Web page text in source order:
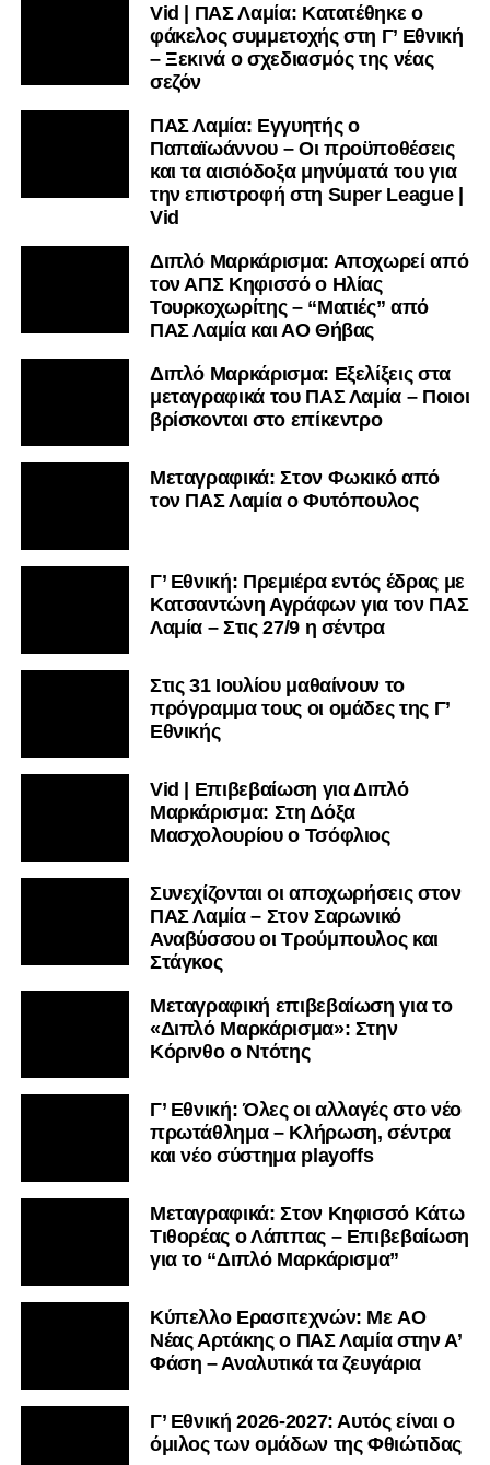
Vid | ΠΑΣ Λαμία: Κατατέθηκε ο
φάκελος συμμετοχής στη Γ’ Εθνική
– Ξεκινά ο σχεδιασμός της νέας
σεζόν
ΠΑΣ Λαμία: Εγγυητής ο
Παπαϊωάννου – Οι προϋποθέσεις
και τα αισιόδοξα μηνύματά του για
την επιστροφή στη Super League |
Vid
Διπλό Μαρκάρισμα: Αποχωρεί από
τον ΑΠΣ Κηφισσό ο Ηλίας
Τουρκοχωρίτης – “Ματιές” από
ΠΑΣ Λαμία και ΑΟ Θήβας
Διπλό Μαρκάρισμα: Εξελίξεις στα
μεταγραφικά του ΠΑΣ Λαμία – Ποιοι
βρίσκονται στο επίκεντρο
Μεταγραφικά: Στον Φωκικό από
τον ΠΑΣ Λαμία ο Φυτόπουλος
Γ’ Εθνική: Πρεμιέρα εντός έδρας με
Κατσαντώνη Αγράφων για τον ΠΑΣ
Λαμία – Στις 27/9 η σέντρα
Στις 31 Ιουλίου μαθαίνουν το
πρόγραμμα τους οι ομάδες της Γ’
Εθνικής
Vid | Επιβεβαίωση για Διπλό
Μαρκάρισμα: Στη Δόξα
Μασχολουρίου ο Τσόφλιος
Συνεχίζονται οι αποχωρήσεις στον
ΠΑΣ Λαμία – Στον Σαρωνικό
Αναβύσσου οι Τρούμπουλος και
Στάγκος
Μεταγραφική επιβεβαίωση για το
«Διπλό Μαρκάρισμα»: Στην
Κόρινθο ο Ντότης
Γ’ Εθνική: Όλες οι αλλαγές στο νέο
πρωτάθλημα – Κλήρωση, σέντρα
και νέο σύστημα playoffs
Μεταγραφικά: Στον Κηφισσό Κάτω
Τιθορέας ο Λάππας – Επιβεβαίωση
για το “Διπλό Μαρκάρισμα”
Kύπελλο Ερασιτεχνών: Με AO
Nέας Αρτάκης ο ΠΑΣ Λαμία στην Α’
Φάση – Αναλυτικά τα ζευγάρια
Γ’ Εθνική 2026-2027: Αυτός είναι ο
όμιλος των ομάδων της Φθιώτιδας